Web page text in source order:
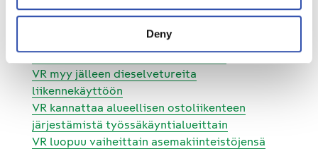
Deny
Lue lisää VR:n toimista raidemarkkinan kasvun
VR luopumassa yksityisraiteista – tavoitteena
kilpailuneutraali toimintaympäristö
VR myy jälleen dieselvetureita
liikennekäyttöön
VR kannattaa alueellisen ostoliikenteen
järjestämistä työssäkäyntialueittain
VR luopuu vaiheittain asemakiinteistöjensä